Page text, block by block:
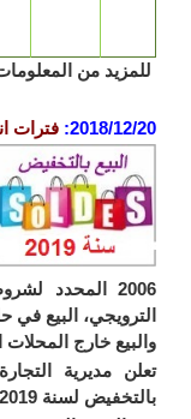
من المعلومات
2018/
: فترات انجاز
و
2006 المحدد لشروط
البيع في حالة
خارج المحلات
مديرية التجارة
لسنة 2019 قد حددت كما يلي: